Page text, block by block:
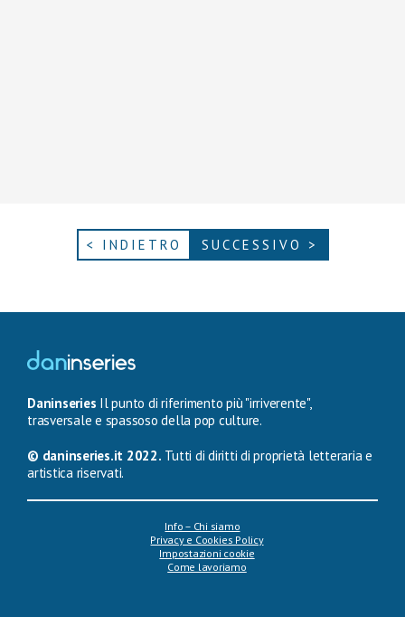
< INDIETRO SUCCESSIVO >
Daninseries Il punto di riferimento più "irriverente",
trasversale e spassoso della pop culture.
© daninseries.it 2022. Tutti di diritti di proprietà letteraria e
artistica riservati.
Info – Chi siamo
Privacy e Cookies Policy
Impostazioni cookie
Come lavoriamo